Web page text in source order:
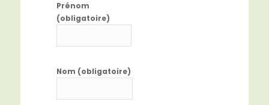
Prénom
(obligatoire)
Nom (obligatoire)